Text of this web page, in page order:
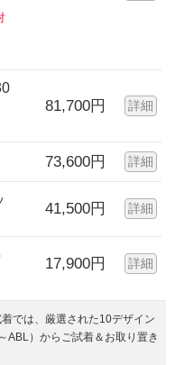
81,700円 詳細
73,600円 詳細
41,500円 詳細
17,900円 詳細
着では、厳選された10デザイン
ABL）からご試着＆お取り置き